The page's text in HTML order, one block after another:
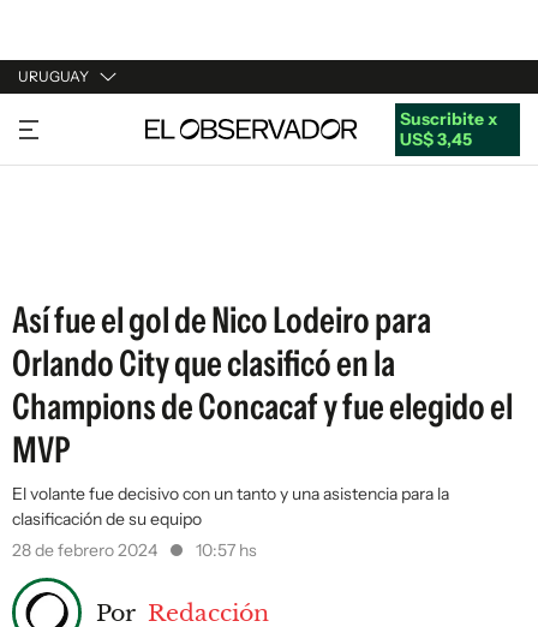
URUGUAY
URUGUAY
ARGENTINA
Suscribite x
US$ 3,45
Así fue el gol de Nico Lodeiro para
Orlando City que clasificó en la
Champions de Concacaf y fue elegido el
MVP
El volante fue decisivo con un tanto y una asistencia para la
clasificación de su equipo
28 de febrero 2024
10:57 hs
Por Redacción